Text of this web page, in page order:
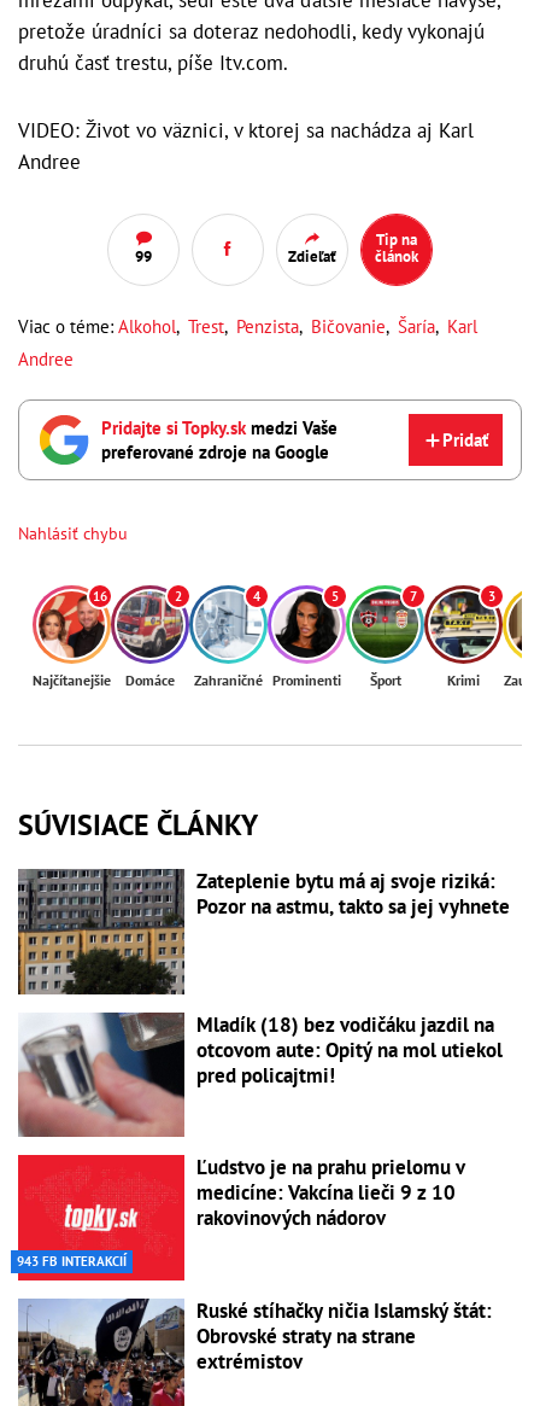
pretože úradníci sa doteraz nedohodli, kedy vykonajú
druhú časť trestu, píše Itv.com.
VIDEO: Život vo väznici, v ktorej sa nachádza aj Karl
Andree
99 Zdieľať
Tip na
článok
Viac o téme: Alkohol, Trest, Penzista, Bičovanie, Šaría, Karl
Andree
Pridajte si Topky.sk medzi Vaše
preferované zdroje na Google
Pridať
Nahlásiť chybu
16
Najčítanejšie
2
Domáce
4
Zahraničné
5
Prominenti
7
Šport
3
Krimi
SÚVISIACE ČLÁNKY
Zateplenie bytu má aj svoje riziká:
Pozor na astmu, takto sa jej vyhnete
Mladík (18) bez vodičáku jazdil na
otcovom aute: Opitý na mol utiekol
pred policajtmi!
943 FB INTERAKCIÍ
Ľudstvo je na prahu prielomu v
medicíne: Vakcína lieči 9 z 10
rakovinových nádorov
Ruské stíhačky ničia Islamský štát:
Obrovské straty na strane
extrémistov